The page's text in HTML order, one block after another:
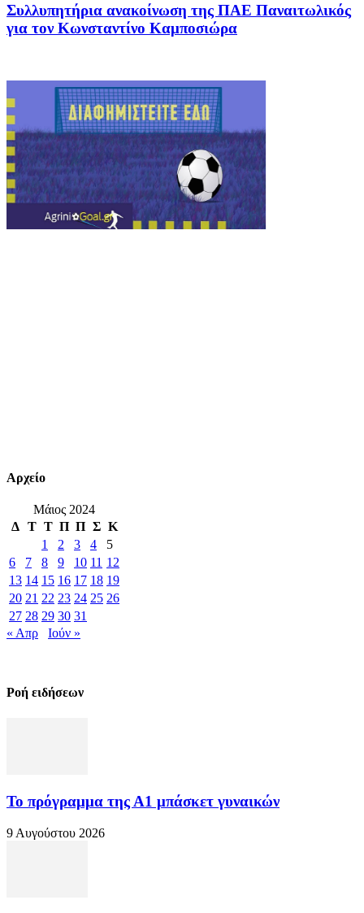
Συλλυπητήρια ανακοίνωση της ΠΑΕ Παναιτωλικός
για τον Κωνσταντίνο Καμποσιώρα
Αρχείο
Μάιος 2024
Δ Τ Τ Π Π Σ Κ
1
2 3 4
5
6
7 8 9 10 11 12
13 14 15 16 17 18 19
20 21 22 23 24 25 26
27 28 29 30 31
« Απρ
Ιούν »
Ροή ειδήσεων
Το πρόγραμμα της Α1 μπάσκετ γυναικών
9 Αυγούστου 2026